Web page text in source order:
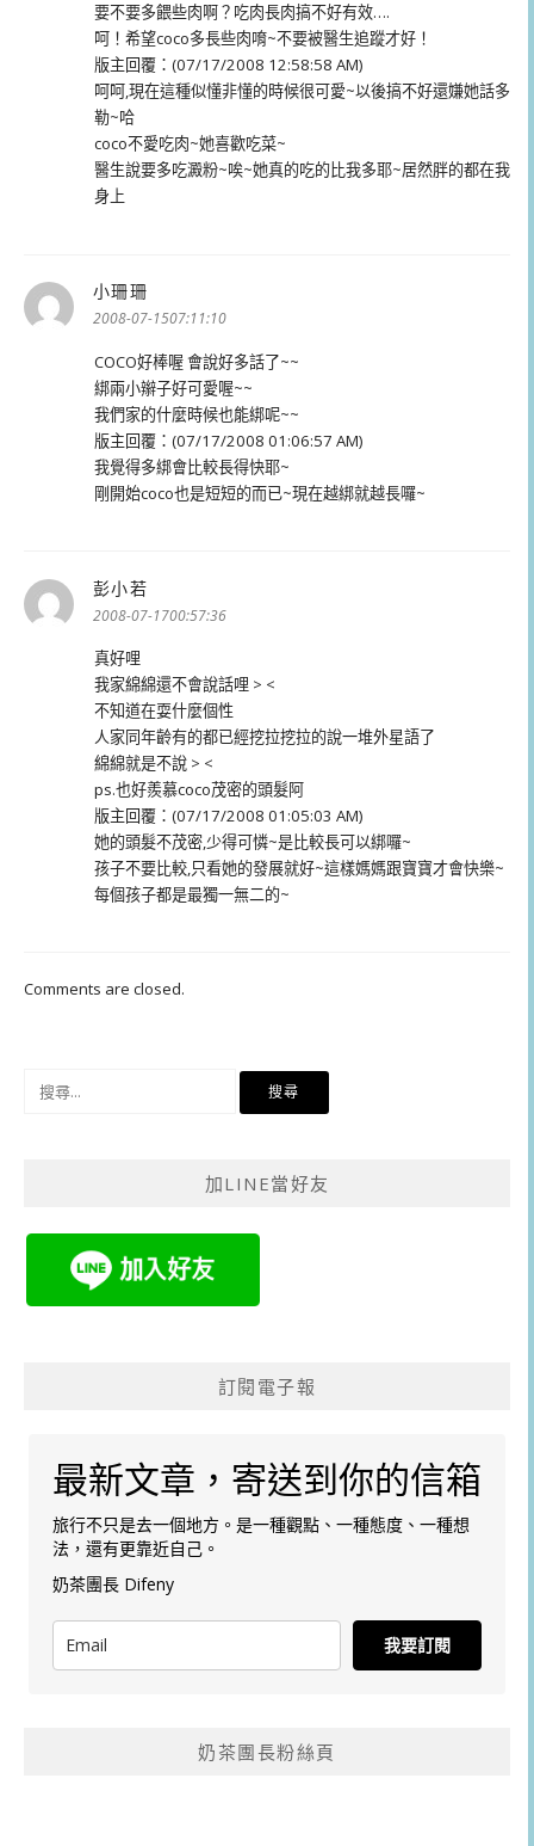
要不要多餵些肉啊？吃肉長肉搞不好有效….
呵！希望coco多長些肉唷~不要被醫生追蹤才好！
版主回覆：(07/17/2008 12:58:58 AM)
呵呵,現在這種似懂非懂的時候很可愛~以後搞不好還嫌她話多
勒~哈
coco不愛吃肉~她喜歡吃菜~
醫生說要多吃澱粉~唉~她真的吃的比我多耶~居然胖的都在我
身上
小珊珊
示:
2008-07-1507:11:10
COCO好棒喔 會說好多話了~~
綁兩小辮子好可愛喔~~
我們家的什麼時候也能綁呢~~
版主回覆：(07/17/2008 01:06:57 AM)
我覺得多綁會比較長得快耶~
剛開始coco也是短短的而已~現在越綁就越長囉~
彭小若
示:
2008-07-1700:57:36
真好哩
我家綿綿還不會說話哩 > <
不知道在耍什麼個性
人家同年齡有的都已經挖拉挖拉的說一堆外星語了
綿綿就是不說 > <
ps.也好羨慕coco茂密的頭髮阿
版主回覆：(07/17/2008 01:05:03 AM)
她的頭髮不茂密,少得可憐~是比較長可以綁囉~
孩子不要比較,只看她的發展就好~這樣媽媽跟寶寶才會快樂~
每個孩子都是最獨一無二的~
Comments are closed.
加LINE當好友
訂閱電子報
最新文章，寄送到你的信箱
旅行不只是去一個地方。是一種觀點、一種態度、一種想
法，還有更靠近自己。
奶茶團長 Difeny
我要訂閱
奶茶團長粉絲頁